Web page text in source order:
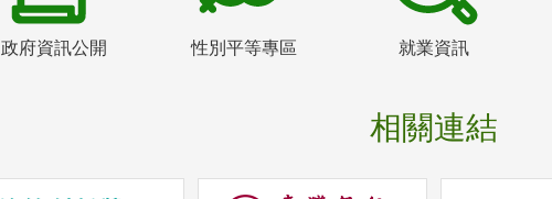
政府資訊公開 性別平等專區 就業資訊
相關連結